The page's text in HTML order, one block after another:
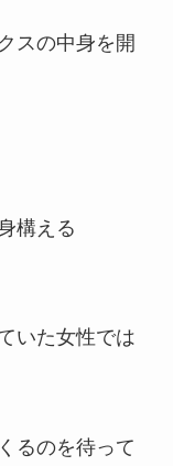
スの中身を開
構える
いた女性では
るのを待って